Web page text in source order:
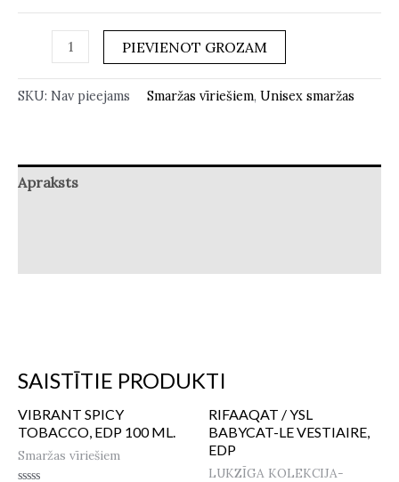
PIEVIENOT GROZAM
SKU: Nav pieejams Smaržas vīriešiem, Unisex smaržas
Apraksts
SAISTĪTIE PRODUKTI
VIBRANT SPICY
TOBACCO, EDP 100 ML.
Smaržas vīriešiem
RIFAAQAT / YSL
BABYCAT-LE VESTIAIRE,
EDP
LUKZĪGA KOLEKCIJA-